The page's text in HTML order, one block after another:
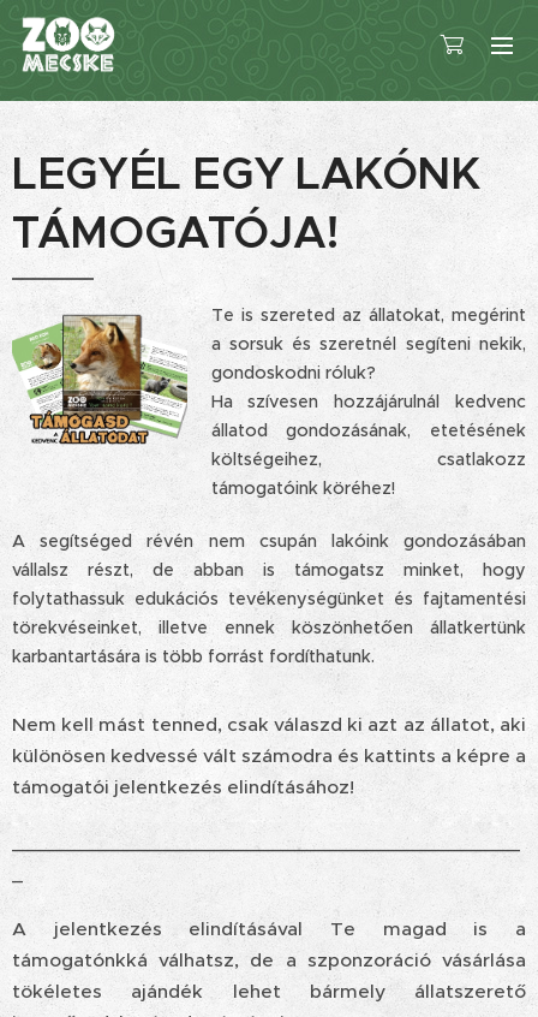
LEGYÉL EGY LAKÓNK
TÁMOGATÓJA!
Te is szereted az állatokat, megérint
a sorsuk és szeretnél segíteni nekik,
gondoskodni róluk?
Ha szívesen hozzájárulnál kedvenc
állatod gondozásának, etetésének
költségeihez, csatlakozz
támogatóink köréhez!
A segítséged révén nem csupán lakóink gondozásában
vállalsz részt, de abban is támogatsz minket, hogy
folytathassuk edukációs tevékenységünket és fajtamentési
törekvéseinket, illetve ennek köszönhetően állatkertünk
karbantartására is több forrást fordíthatunk.
Nem kell mást tenned, csak válaszd ki azt az állatot, aki
különösen kedvessé vált számodra és kattints a képre a
támogatói jelentkezés elindításához!
_______________________________________________
A jelentkezés elindításával Te magad is a
támogatónkká válhatsz, de a szponzoráció vásárlása
tökéletes ajándék lehet bármely állatszerető